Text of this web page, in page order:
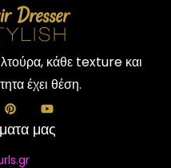
κάθε texture και
έχει θέση.
μας